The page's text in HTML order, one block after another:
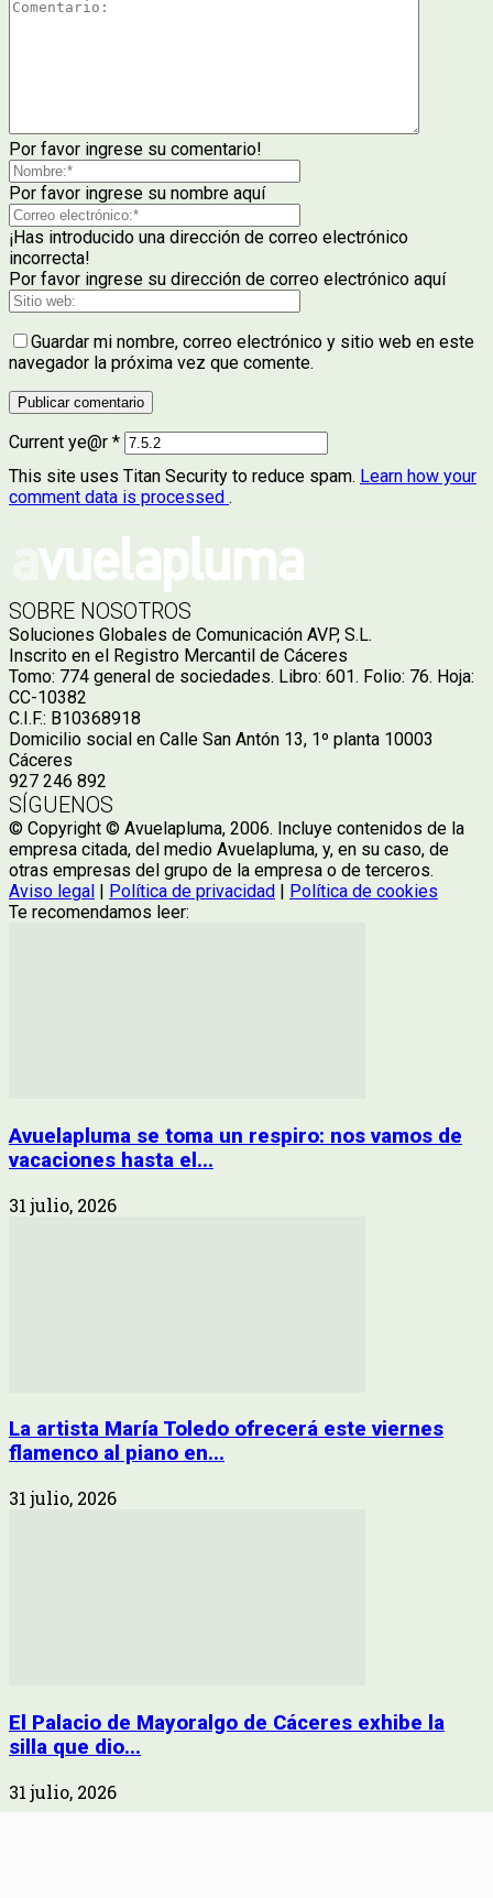
Por favor ingrese su comentario!
Por favor ingrese su nombre aquí
¡Has introducido una dirección de correo electrónico
incorrecta!
Por favor ingrese su dirección de correo electrónico aquí
Guardar mi nombre, correo electrónico y sitio web en este
navegador la próxima vez que comente.
Current ye@r *
This site uses Titan Security to reduce spam. Learn how your
comment data is processed .
SOBRE NOSOTROS
Soluciones Globales de Comunicación AVP, S.L.
Inscrito en el Registro Mercantil de Cáceres
Tomo: 774 general de sociedades. Libro: 601. Folio: 76. Hoja:
CC-10382
C.I.F.: B10368918
Domicilio social en Calle San Antón 13, 1º planta 10003
Cáceres
927 246 892
SÍGUENOS
© Copyright © Avuelapluma, 2006. Incluye contenidos de la
empresa citada, del medio Avuelapluma, y, en su caso, de
otras empresas del grupo de la empresa o de terceros.
Aviso legal
Política de privacidad
Política de cookies
Te recomendamos leer:
Avuelapluma se toma un respiro: nos vamos de
vacaciones hasta el...
31 julio, 2026
La artista María Toledo ofrecerá este viernes
flamenco al piano en...
31 julio, 2026
El Palacio de Mayoralgo de Cáceres exhibe la
silla que dio...
31 julio, 2026